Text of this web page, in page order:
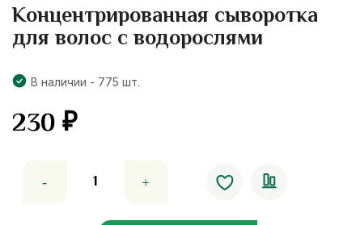
Концентрированная сыворотка
для волос с водорослями
В наличии - 775 шт.
230₽
товара